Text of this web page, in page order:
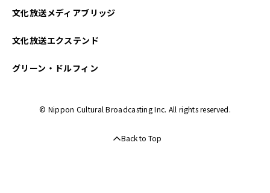
2025年01月
2024年12月
2024年11月
文化放送メディアブリッジ
文化放送エクステンド
グリーン・ドルフィン
© Nippon Cultural Broadcasting Inc. All rights reserved.
Back to Top